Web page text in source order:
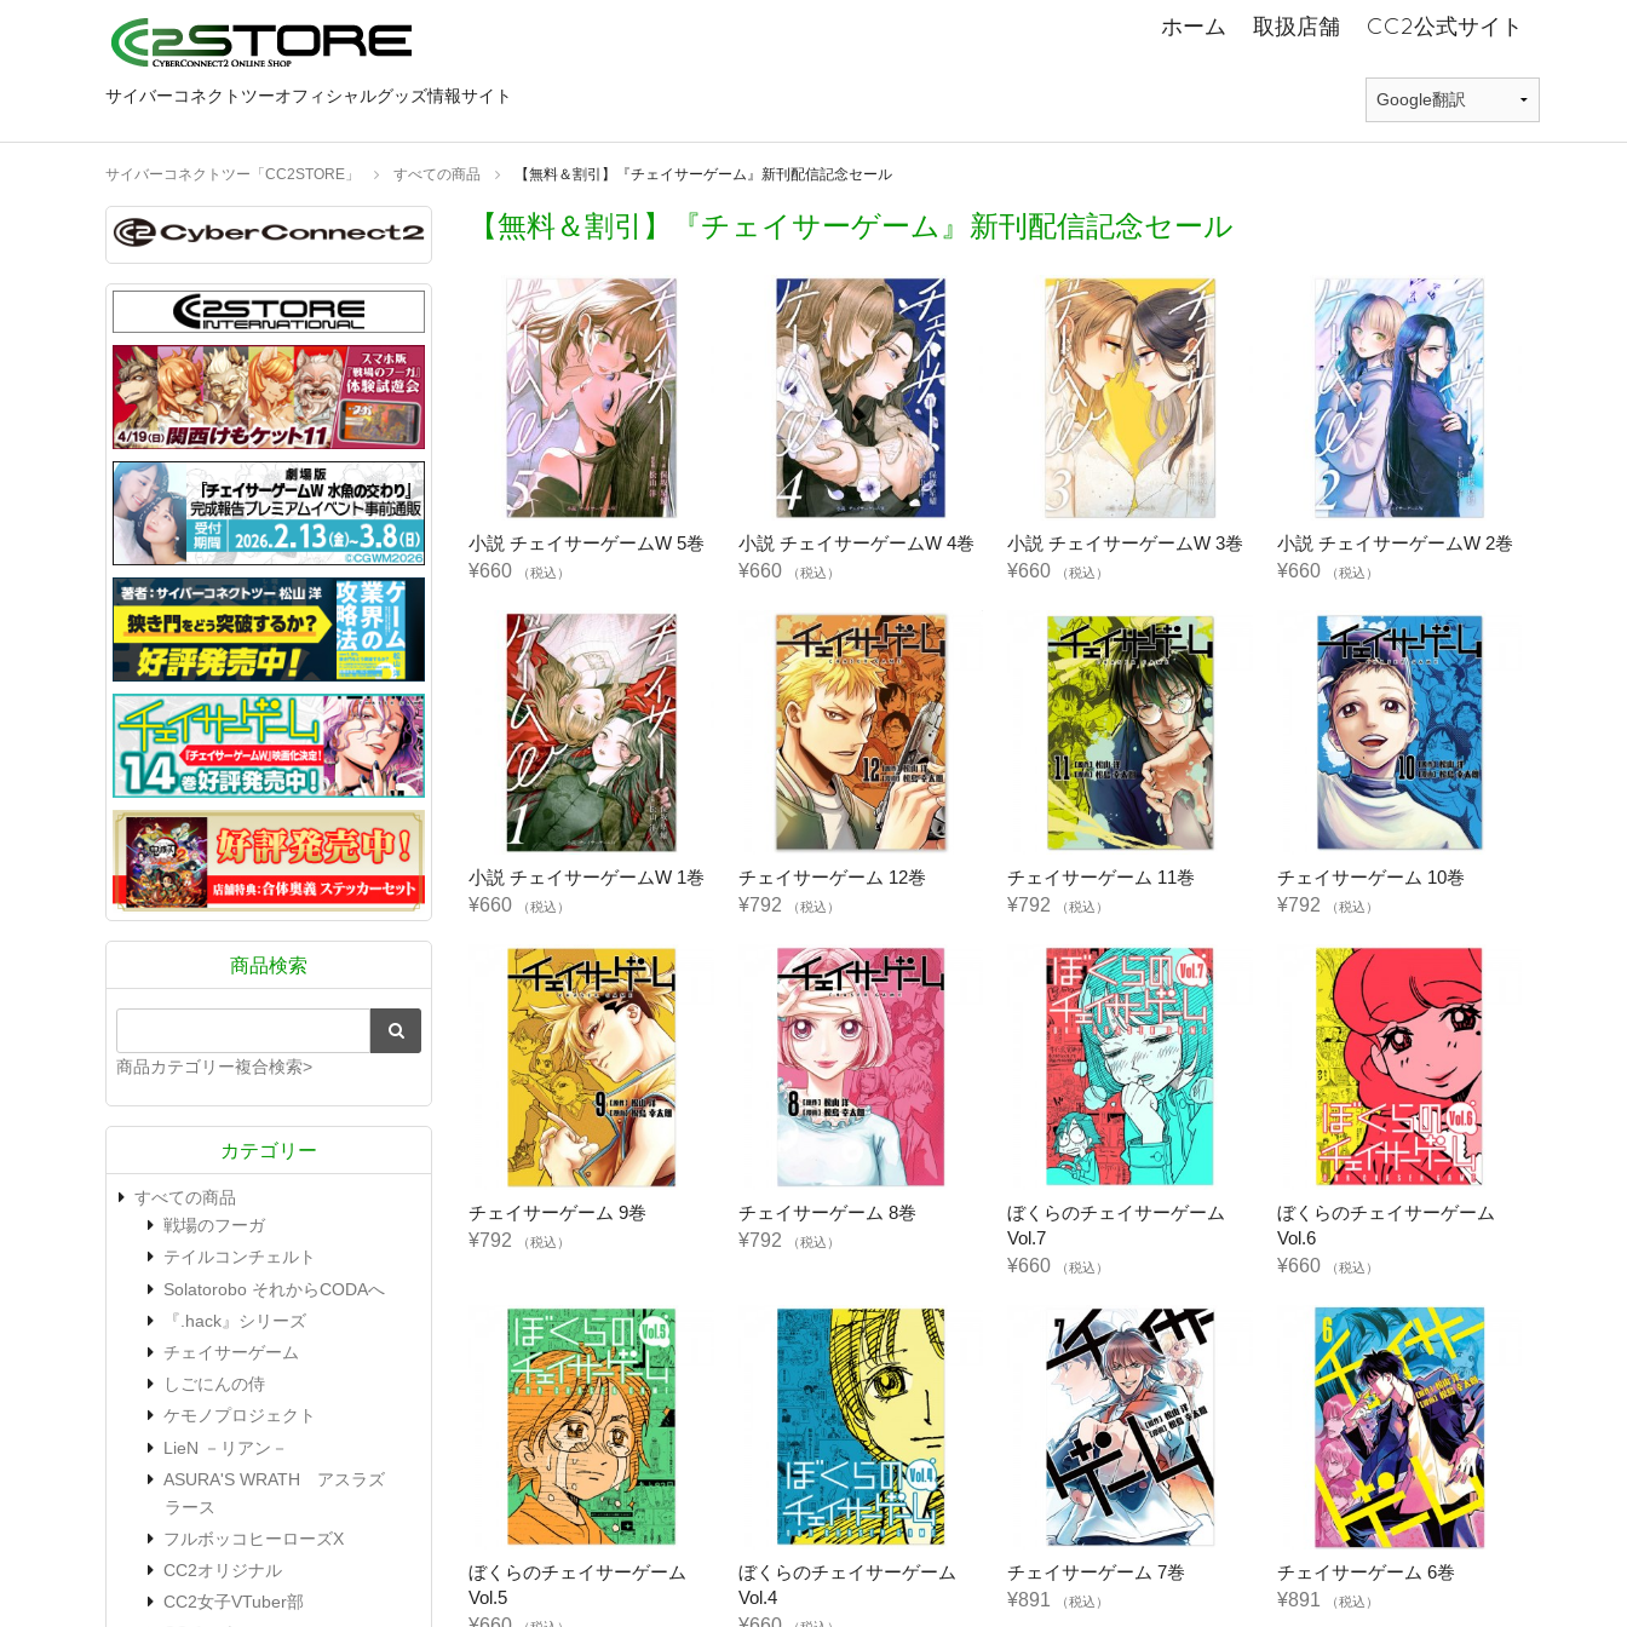
サイバーコネクトツーオフィシャルグッズ情報サイト
ホーム 取扱店舗 CC2公式サイト
サイバーコネクトツー「CC2STORE」 すべての商品 【無料＆割引】『チェイサーゲーム』新刊配信記念セール
【無料＆割引】『チェイサーゲーム』新刊配信記念セール
小説 チェイサーゲームW 5巻
¥660
（税込）
小説 チェイサーゲームW 4巻
¥660
（税込）
小説 チェイサーゲームW 3巻
¥660
（税込）
小説 チェイサーゲームW 2巻
¥660
（税込）
小説 チェイサーゲームW 1巻
¥660
（税込）
チェイサーゲーム 12巻
¥792
（税込）
チェイサーゲーム 11巻
¥792
（税込）
チェイサーゲーム 10巻
¥792
（税込）
チェイサーゲーム 9巻
¥792
（税込）
チェイサーゲーム 8巻
¥792
（税込）
ぼくらのチェイサーゲーム
Vol.7
¥660
（税込）
ぼくらのチェイサーゲーム
Vol.6
¥660
（税込）
ぼくらのチェイサーゲーム
Vol.5
ぼくらのチェイサーゲーム
Vol.4
チェイサーゲーム 7巻
¥891
（税込）
チェイサーゲーム 6巻
¥891
（税込）
商品検索
商品カテゴリー複合検索>
カテゴリー
すべての商品
戦場のフーガ
テイルコンチェルト
Solatorobo それからCODAへ
『.hack』シリーズ
チェイサーゲーム
しごにんの侍
ケモノプロジェクト
LieN －リアン－
ASURA'S WRATH アスラズ
ラース
フルボッコヒーローズX
CC2オリジナル
CC2女子VTuber部